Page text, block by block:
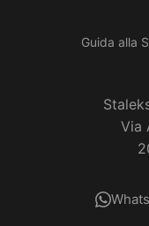
Guida alla
Via